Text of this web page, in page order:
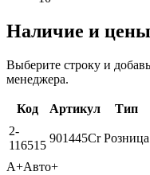
Наличие и цены
Выберите строку и
менеджера.
Код Артикул Тип
2-
116515
901445Сr Розница
А+Авто+